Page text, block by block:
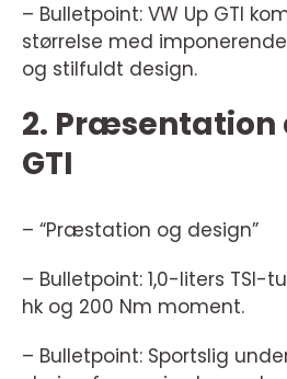
– Bulletpoint: VW Up GTI
størrelse med
og stilfuldt design.
2. Præsentation
GTI
– “Præstation og design”
– Bulletpoint: 1,0-liters TSI-
hk og 200 Nm moment.
– Bulletpoint: Sportslig